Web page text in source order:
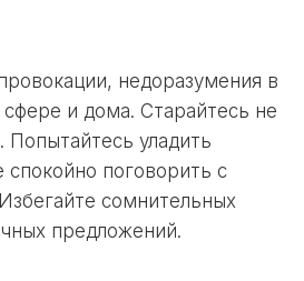
недоразумения в
и дома. Старайтесь не
Попытайтесь уладить
спокойно поговорить с
сомнительных
предложений.